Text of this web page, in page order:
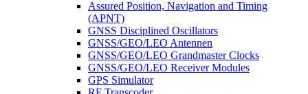
Assured Position, Navigation and Timing
(APNT)
GNSS Disciplined Oscillators
GNSS/GEO/LEO Antennen
GNSS/GEO/LEO Grandmaster Clocks
GNSS/GEO/LEO Receiver Modules
GPS Simulator